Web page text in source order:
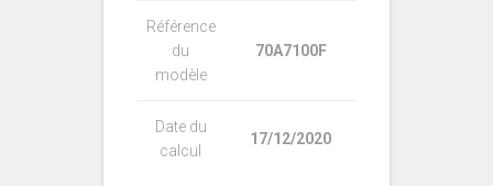
Référence
du
modèle
70A7100F
Date du
calcul
17/12/2020